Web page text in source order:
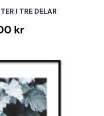
I TRE DELAR
kr